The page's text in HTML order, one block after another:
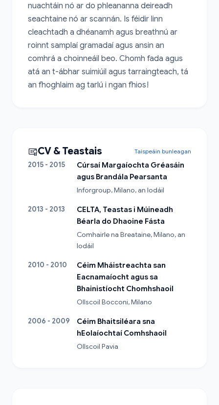
nuachtáin nó ar do phleananna deireadh
seachtaine nó ar scannán. Is féidir linn
cleachtadh a dhéanamh agus breathnú ar
roinnt samplaí gramadaí agus ansin an
comhrá a choinneáil beo. Chomh fada agus
atá an t-ábhar suimiúil agus tarraingteach, tá
an fhoghlaim ag tarlú i ngan fhios!
CV & Teastais Taispeáin bunleagan
2015 - 2015
Cúrsaí Margaíochta Gréasáin
agus Brandála Pearsanta
Inforgroup, Milano, an Iodáil
2013 - 2013
CELTA, Teastas i Múineadh
Béarla do Dhaoine Fásta
Comhairle na Breataine, Milano, an
Iodáil
2010 - 2010
Céim Mháistreachta san
Eacnamaíocht agus sa
Bhainistíocht Chomhshaoil
Ollscoil Bocconi, Milano
2006 - 2009
Céim Bhaitsiléara sna
hEolaíochtaí Comhshaoil
Ollscoil Pavia